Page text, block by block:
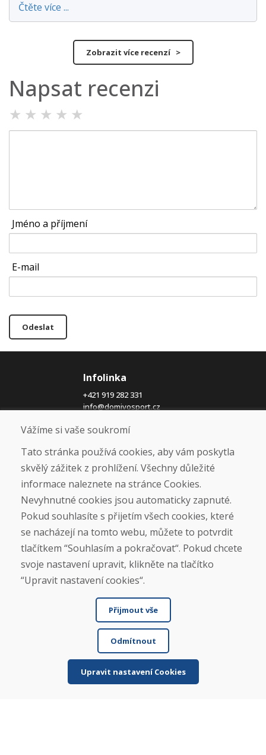
Čtěte více ...
Zobrazit více recenzí >
Napsat recenzi
★ ★ ★ ★ ★
Jméno a příjmení
E-mail
Odeslat
Infolinka
+421 919 282 331
info@domivosport.cz
Blog
O nás
Prodejna
Kontakt
Nákup
Jak posíláme elektrokola
Obchodní podmínky
Doprava
Platba
Reklamace
Vrácení a výměna zboží
Ochrana osobních údajů
Sociální sítě
Vážíme si vaše soukromí
Tato stránka používá cookies, aby vám poskytla
skvělý zážitek z prohlížení. Všechny důležité
informace naleznete na stránce Cookies.
Nevyhnutné cookies jsou automaticky zapnuté.
Pokud souhlasíte s přijetím všech cookies, které
se nacházejí na tomto webu, můžete to potvrdit
tlačítkem “Souhlasím a pokračovat“. Pokud chcete
svoje nastavení upravit, klikněte na tlačítko
“Upravit nastavení cookies“.
Přijmout vše
Odmítnout
Upravit nastavení Cookies